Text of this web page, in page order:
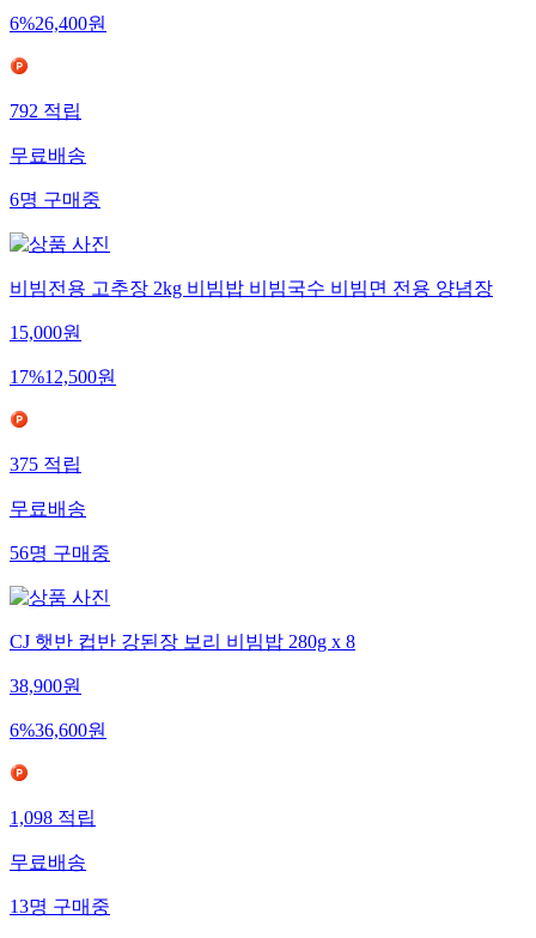
6%26,400원
792적립
무료배송
6명구매중
비빔전용 고추장 2kg 비빔밥 비빔국수 비빔면 전용 양념장
15,000원
17%12,500원
375적립
무료배송
56명구매중
CJ 햇반 컵반 강된장 보리 비빔밥 280g x 8
38,900원
6%36,600원
1,098적립
무료배송
13명구매중